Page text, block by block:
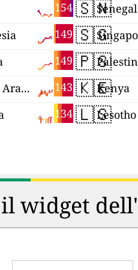
154
149
149
143
United Arab Emirates
134
🇸🇳Senegal
🇸🇬
🇵🇸
🇰🇪Kenya
🇱🇸Lesotho
widget